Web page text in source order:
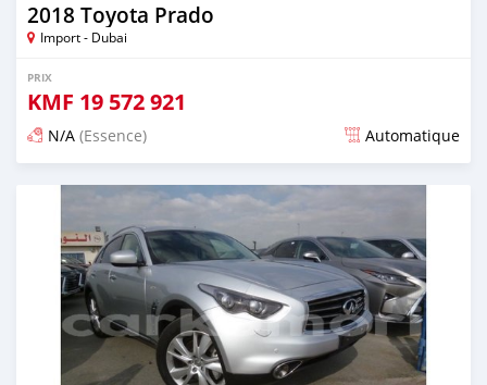
2018 Toyota Prado
Import - Dubai
PRIX
KMF 19 572 921
N/A (Essence) Automatique
Publié il y a environ 7 ans